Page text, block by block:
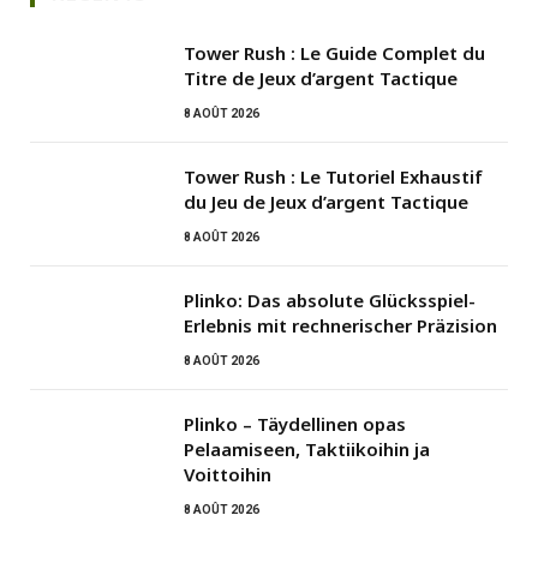
Tower Rush : Le Guide Complet du
Titre de Jeux d’argent Tactique
8 AOÛT 2026
Tower Rush : Le Tutoriel Exhaustif
du Jeu de Jeux d’argent Tactique
8 AOÛT 2026
Plinko: Das absolute Glücksspiel-
Erlebnis mit rechnerischer Präzision
8 AOÛT 2026
Plinko – Täydellinen opas
Pelaamiseen, Taktiikoihin ja
Voittoihin
8 AOÛT 2026